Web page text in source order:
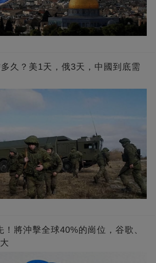
久？美1天，俄3天，中國到底需
！將沖擊全球40%的崗位，谷歌、